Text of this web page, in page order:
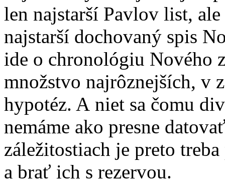
len najstarší Pavlov list,
najstarší dochovaný spis
ide o chronológiu Nového
množstvo najrôznejších, v
hypotéz. A niet sa čomu
nemáme ako presne
záležitostiach je preto
a brať ich s rezervou.